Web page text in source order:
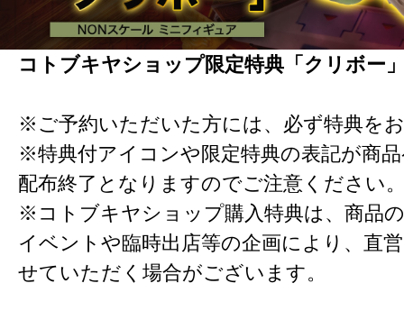
コトブキヤショップ限定特典「クリボー
※ご予約いただいた方には、必ず特典を
※特典付アイコンや限定特典の表記が商
配布終了となりますのでご注意ください
※コトブキヤショップ購入特典は、商品
イベントや臨時出店等の企画により、直
せていただく場合がございます。